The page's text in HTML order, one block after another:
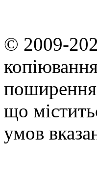
© 2009-
що
умов